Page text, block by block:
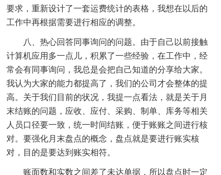
要求，重新设计了一套运费统计的表格，我想在以后的
工作中再根据需要进行相应的调整。
八、热心回答同事询问的问题。由于自己以前接触
计算机应用多一点儿，积累了一些经验，在工作中，经
常会有同事询问，我总是会把自己知道的分享给大家。
我认为大家的能力都提高了，我们的公司才会整体的提
高。关于我们目前的状况，我提一点看法，就是关于月
末结账的问题，应收、应付、采购、制单、库务等相关
人员口径要一致，统一时间结账，便于账账之间进行核
对。要强化月末盘点的概念，盘点就是要进行账实核
对，目的是要达到账实相符。
账面数和实数之间差了未达单据，所以盘点时一定